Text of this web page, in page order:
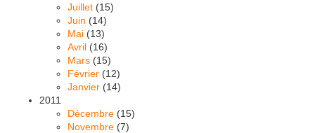
Juillet (15)
Juin (14)
Mai (13)
Avril (16)
Mars (15)
Février (12)
Janvier (14)
2011
Décembre (15)
Novembre (7)